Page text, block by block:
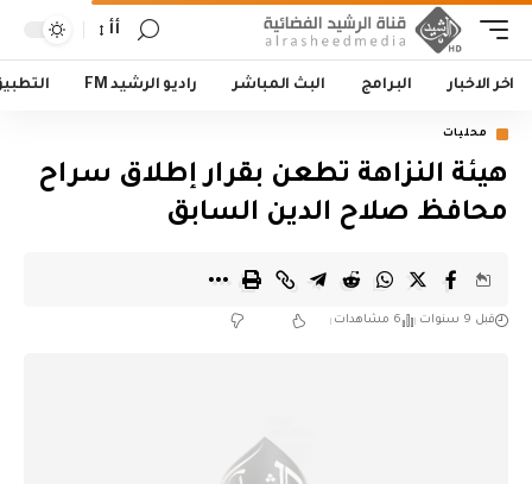
أأ
اخر الاخبار البرامج البث المباشر راديو الرشيد FM
محليات
هيئة النزاهة تطعن بقرار إطلاق سراح
محافظ صلاح الدين السابق
قبل 9 سنوات 6 مشاهدات